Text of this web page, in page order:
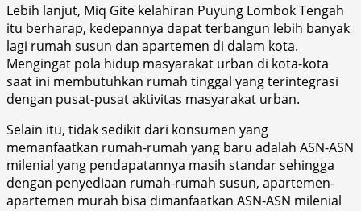
Lebih lanjut, Miq Gite kelahiran Puyung Lombok Tengah
itu berharap, kedepannya dapat terbangun lebih banyak
lagi rumah susun dan apartemen di dalam kota.
Mengingat pola hidup masyarakat urban di kota-kota
saat ini membutuhkan rumah tinggal yang terintegrasi
dengan pusat-pusat aktivitas masyarakat urban.
Selain itu, tidak sedikit dari konsumen yang
memanfaatkan rumah-rumah yang baru adalah ASN-ASN
milenial yang pendapatannya masih standar sehingga
dengan penyediaan rumah-rumah susun, apartemen-
apartemen murah bisa dimanfaatkan ASN-ASN milenial